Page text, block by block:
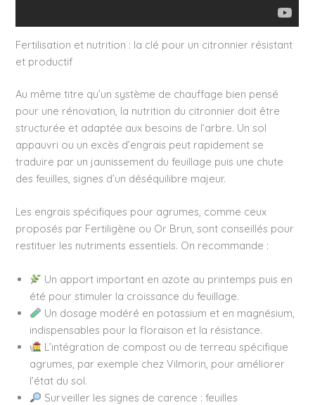
Fertilisation et nutrition : la clé pour un citronnier résistant
et productif
Au même titre qu’un système de chauffage bien pensé
pour une rénovation, la nutrition du citronnier doit être
structurée et adaptée aux besoins de l’arbre. Un sol
appauvri ou un excès d’engrais peut rapidement se
traduire par un jaunissement du feuillage puis une chute
des feuilles, signes d’un déséquilibre majeur.
Les engrais spécifiques pour agrumes, comme ceux
proposés par Fertiligène ou Or Brun, sont conseillés pour
restituer les nutriments essentiels. On recommande :
Un apport important en azote au printemps puis en
été pour stimuler la croissance du feuillage.
Un dosage modéré en potassium et en magnésium,
indispensables pour la floraison et la résistance.
L’intégration de compost ou de terreau spécifique
agrumes, par exemple chez Vilmorin, pour améliorer
l’état du sol.
Surveiller les signes de carence : feuilles